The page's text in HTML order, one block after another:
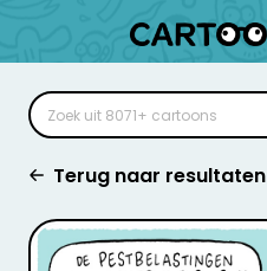
Terug naar resultaten